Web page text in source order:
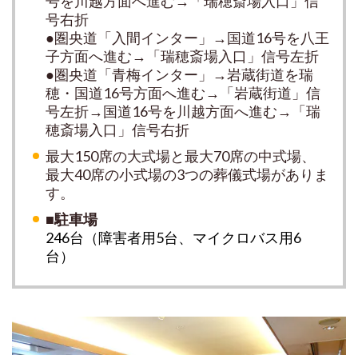
号右折
●圏央道「入間インター」→国道16号を八王
子方面へ進む→「瑞穂斎場入口」信号左折
●圏央道「青梅インター」→岩蔵街道を瑞
穂・国道16号方面へ進む→「岩蔵街道」信
号左折→国道16号を川越方面へ進む→「瑞
穂斎場入口」信号右折
最大150席の大式場と最大70席の中式場、
最大40席の小式場の3つの葬儀式場がありま
す。
■駐車場
246台（障害者用5台、マイクロバス用6
台）